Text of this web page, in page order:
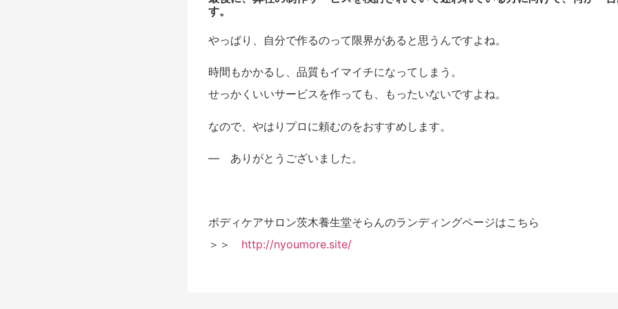
す。
やっぱり、自分で作るのって限界があると思うんですよね。
時間もかかるし、品質もイマイチになってしまう。
せっかくいいサービスを作っても、もったいないですよね。
なので、やはりプロに頼むのをおすすめします。
— ありがとうございました。
ボディケアサロン茨木養生堂そらんのランディングページはこちら
＞＞ http://nyoumore.site/